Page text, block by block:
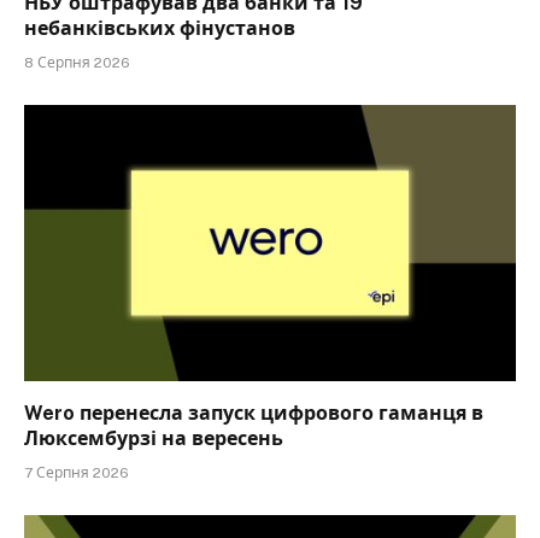
небанківських фінустанов
8 Серпня 2026
Wero перенесла запуск цифрового гаманця в
Люксембурзі на вересень
7 Серпня 2026